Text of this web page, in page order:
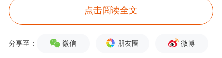
“安世系” 上任，董事会迎新面孔
闻泰科技曾是全球手机ODM行业的龙
点击阅读全文
分享至： 微信 朋友圈 微博